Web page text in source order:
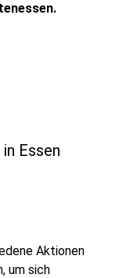
Essen
Aktionen
um sich